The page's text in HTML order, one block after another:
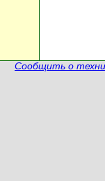
Сообщить о